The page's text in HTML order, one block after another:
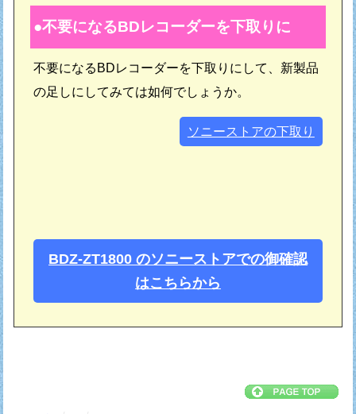
不要になるBDレコーダーを下取りに
不要になるBDレコーダーを下取りにして、新製品
の足しにしてみては如何でしょうか。
ソニーストアの下取り
BDZ-ZT1800 のソニーストアでの御確認
はこちらから